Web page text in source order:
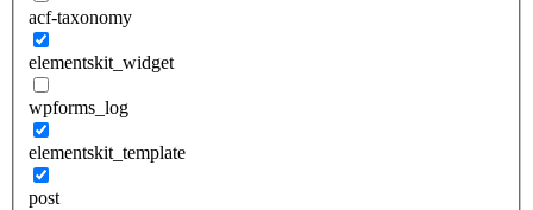
acf-taxonomy
elementskit_widget
wpforms_log
elementskit_template
post